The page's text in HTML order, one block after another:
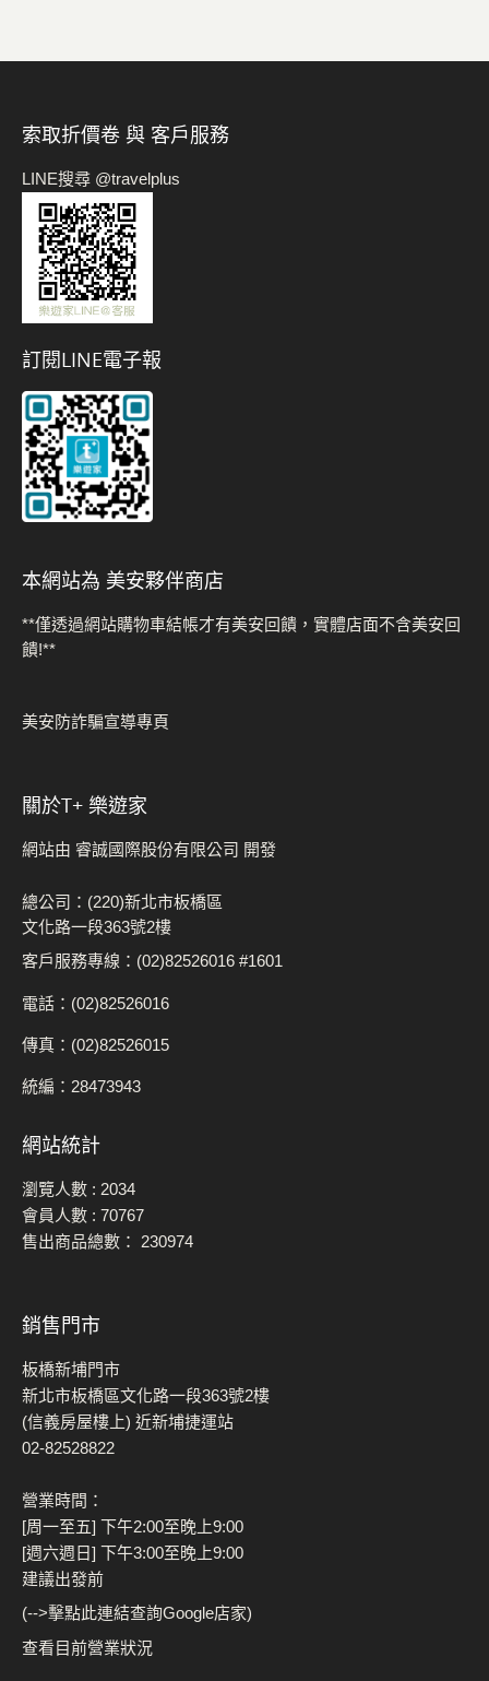
索取折價卷 與 客戶服務
LINE搜尋 @travelplus
訂閱LINE電子報
本網站為 美安夥伴商店
**僅透過網站購物車結帳才有美安回饋，實體店面不含美安回
饋!**
美安防詐騙宣導專頁
關於t+ 樂遊家
網站由 睿誠國際股份有限公司 開發
總公司：(220)新北市板橋區
文化路一段363號2樓
客戶服務專線：(02)82526016 #1601
電話：(02)82526016
傳真：(02)82526015
統編：28473943
網站統計
瀏覽人數 : 2034
會員人數 : 70767
售出商品總數： 230974
銷售門市
板橋新埔門市
新北市板橋區文化路一段363號2樓
(信義房屋樓上) 近新埔捷運站
02-82528822
營業時間：
[周一至五] 下午2:00至晚上9:00
[週六週日] 下午3:00至晚上9:00
建議出發前
(-->擊點此連結查詢Google店家)
查看目前營業狀況